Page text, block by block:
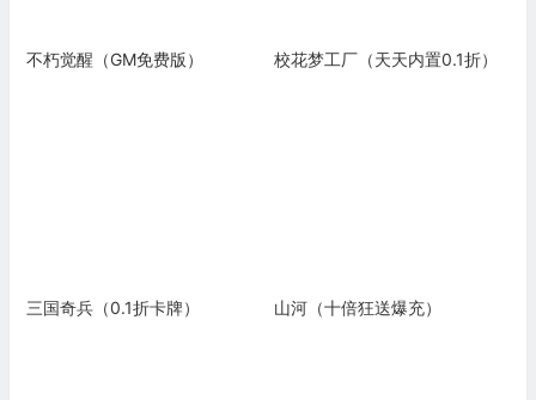
不朽觉醒（GM免费版） 校花梦工厂（天天内置0.1折）
三国奇兵（0.1折卡牌） 山河（十倍狂送爆充）